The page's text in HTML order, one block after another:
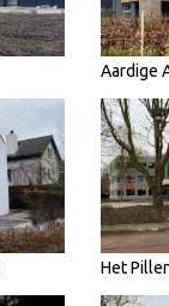
Aardige
Het